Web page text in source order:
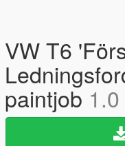
VW T6
paintjob 1.0